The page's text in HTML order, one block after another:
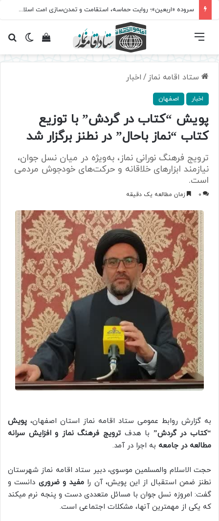
سروده‌ «اربعین»؛ روایت حماسه، استقامت و تمدن‌سازی امت اسلامی
تغییرمشاهده فهرست
ستاد اقامه نماز / اخبار
اخبار اصفهان
پویش “کتاب در گردش” با توزیع
کتاب “نماز باحال” در نطنز برگزار شد
ترویج فرهنگ نورانی نماز، به‌ویژه در میان نسل جوان،
نیازمند ابزارهای خلاقانه و حرکت‌های خودجوش مردمی
است.
0 زمان مطالعه یک دقیقه
به گزارش روابط عمومی ستاد اقامه نماز استان اصفهان، پویش
“کتاب در گردش” با هدف ترویج فرهنگ نماز و افزایش سرانه
مطالعه در جامعه به اجرا در آمد.
حجت الاسلام والمسلمین موسوی، دبیر ستاد اقامه نماز شهرستان
نطنز ضمن استقبال از این پویش، آن را مفید و ضروری دانست و
گفت: امروزه نسل جوان با مسائل متعددی دست و پنجه نرم میکند
که یکی از مهمترین آنها، مشکلات اجتماعی است.